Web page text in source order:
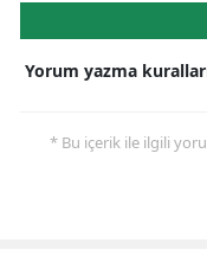
Yorum yazma
* Bu içerik ile ilgili